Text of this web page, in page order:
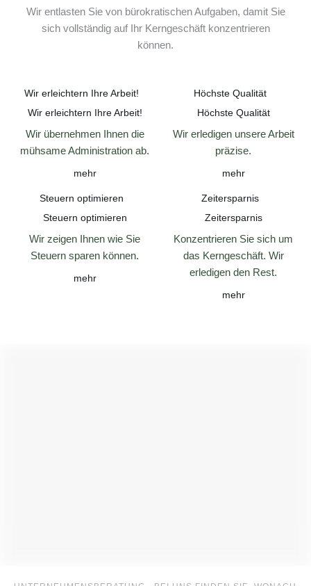
Wir entlasten Sie von bürokratischen Aufgaben, damit Sie
sich vollständig auf Ihr Kerngeschäft konzentrieren
können.
Wir erleichtern Ihre Arbeit!
Wir erleichtern Ihre Arbeit!
Wir übernehmen Ihnen die
mühsame Administration ab.
mehr
Höchste Qualität
Höchste Qualität
Wir erledigen unsere Arbeit
präzise.
mehr
Steuern optimieren
Steuern optimieren
Wir zeigen Ihnen wie Sie
Steuern sparen können.
mehr
Zeitersparnis
Zeitersparnis
Konzentrieren Sie sich um
das Kerngeschäft. Wir
erledigen den Rest.
mehr